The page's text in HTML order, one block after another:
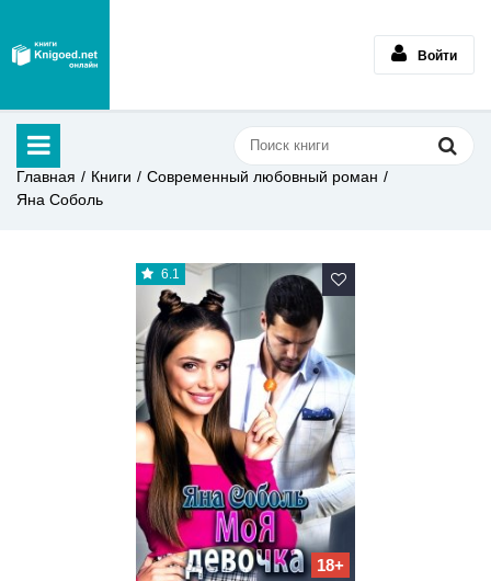
Войти
Главная Книги
Современный любовный роман
Яна Соболь
6.1
18+